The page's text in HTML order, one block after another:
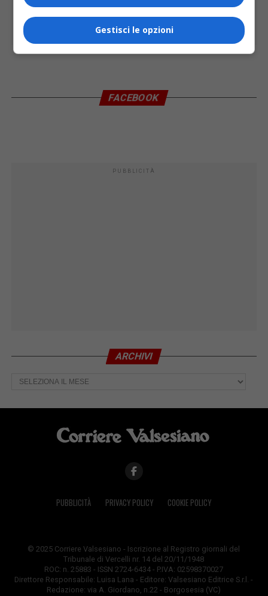
FACEBOOK
PUBBLICITÀ
ARCHIVI
Archivi
PUBBLICITÀ PRIVACY POLICY COOKIE POLICY
© 2025 Corriere Valsesiano - Iscrizione al Registro giornali del
Tribunale di Vercelli nr. 14 del 20/11/1948
ROC: n. 25883 - ISSN 2724-6434 - P.IVA: 02598370027
Direttore Responsabile: Luisa Lana - Editore: Valsesiano Editrice S.r.l. -
Redazione: via A. Giordano, n.22 - Borgosesia (VC)
Gestisci le opzioni